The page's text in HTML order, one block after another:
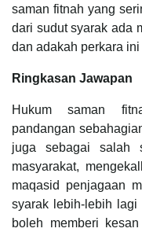
saman fitnah yang
dari sudut syarak ada
dan adakah perkara
Ringkasan Jawapan
Hukum saman
pandangan
juga sebagai salah
masyarakat,
maqasid penjagaan
syarak lebih-lebih lagi
boleh memberi